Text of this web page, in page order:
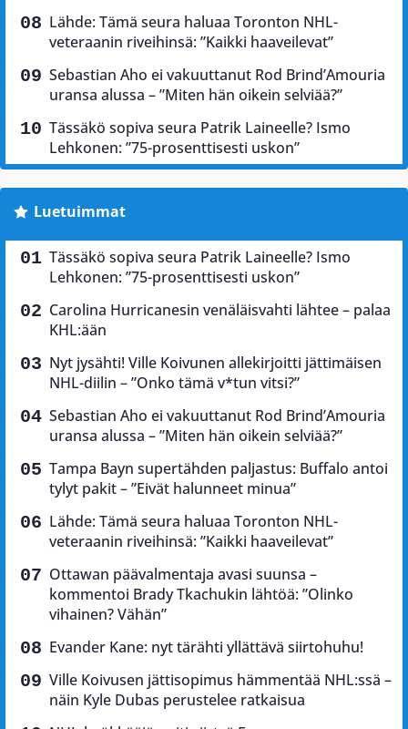
Lähde: Tämä seura haluaa Toronton NHL-
veteraanin riveihinsä: ”Kaikki haaveilevat”
Sebastian Aho ei vakuuttanut Rod Brind’Amouria
uransa alussa – ”Miten hän oikein selviää?”
Tässäkö sopiva seura Patrik Laineelle? Ismo
Lehkonen: ”75-prosenttisesti uskon”
Luetuimmat
Tässäkö sopiva seura Patrik Laineelle? Ismo
Lehkonen: ”75-prosenttisesti uskon”
Carolina Hurricanesin venäläisvahti lähtee – palaa
KHL:ään
Nyt jysähti! Ville Koivunen allekirjoitti jättimäisen
NHL-diilin – ”Onko tämä v*tun vitsi?”
Sebastian Aho ei vakuuttanut Rod Brind’Amouria
uransa alussa – ”Miten hän oikein selviää?”
Tampa Bayn supertähden paljastus: Buffalo antoi
tylyt pakit – ”Eivät halunneet minua”
Lähde: Tämä seura haluaa Toronton NHL-
veteraanin riveihinsä: ”Kaikki haaveilevat”
Ottawan päävalmentaja avasi suunsa –
kommentoi Brady Tkachukin lähtöä: ”Olinko
vihainen? Vähän”
Evander Kane: nyt tärähti yllättävä siirtohuhu!
Ville Koivusen jättisopimus hämmentää NHL:ssä –
näin Kyle Dubas perustelee ratkaisua